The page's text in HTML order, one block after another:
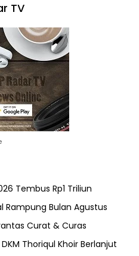
TV
Tembus Rp1 Triliun
Rampung Bulan Agustus
Curat & Curas
Thoriqul Khoir Berlanjut